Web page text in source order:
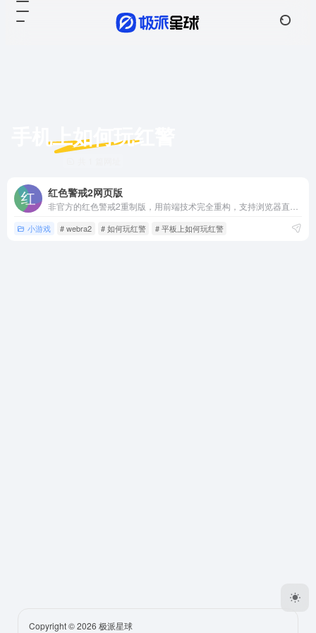
手机上如何玩红警
红色警戒2网页版
小游戏 # webra2 # 如何玩红警 # 平板上如何玩红警
Copyright © 2026 极派星球